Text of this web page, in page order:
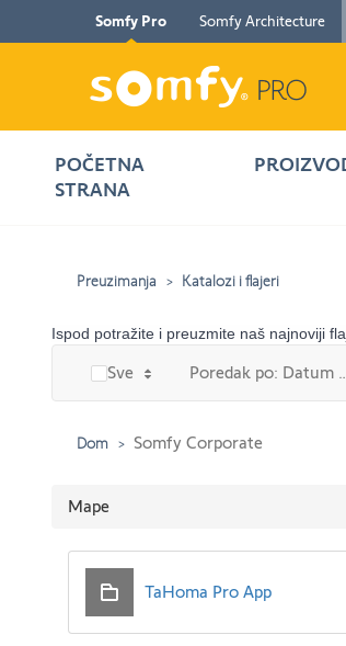
Somfy Pro Somfy Architecture
POČETNA
STRANA
Preuzimanja Katalozi i flajeri
Ispod potražite i preuzmite naš najnoviji
Sve
Dom Somfy Corporate
Mape
TaHoma Pro App